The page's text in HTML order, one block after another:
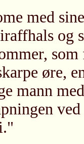
med
og
øre,
mann